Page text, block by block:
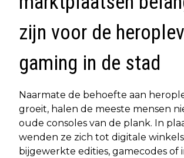
zijn voor de
gaming in de stad
Naarmate de behoefte aan
groeit, halen de meeste mensen
oude consoles van de plank. In
wenden ze zich tot digitale
bijgewerkte edities, gamecodes of